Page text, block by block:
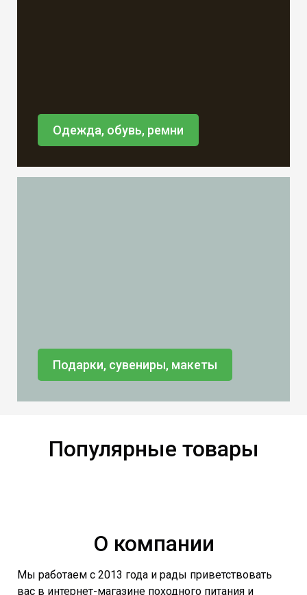
Одежда, обувь, ремни
Подарки, сувениры, макеты
Популярные товары
О компании
Мы работаем с 2013 года и рады приветствовать
вас в интернет-магазине походного питания и